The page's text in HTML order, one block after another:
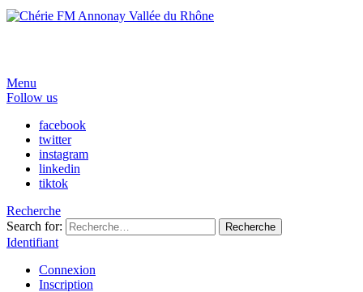
Menu
Follow us
facebook
twitter
instagram
linkedin
tiktok
Recherche
Search for:
Recherche
Identifiant
Connexion
Inscription